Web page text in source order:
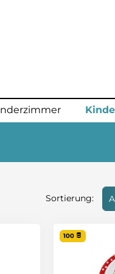
Sortierung:
100